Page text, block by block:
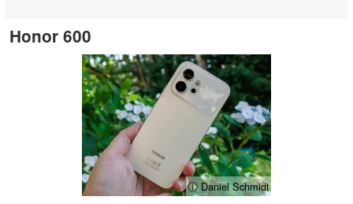
Honor 600
ⓘ Daniel Schmidt